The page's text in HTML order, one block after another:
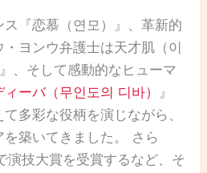
『恋慕（연모）』、革新的
ヨンウ弁護士は天才肌（이
、そして感動的なヒューマ
ーバ（무인도의 디바） 』
多彩な役柄を演じながら、
築いてきました。 さら
演技大賞を受賞するなど、そ